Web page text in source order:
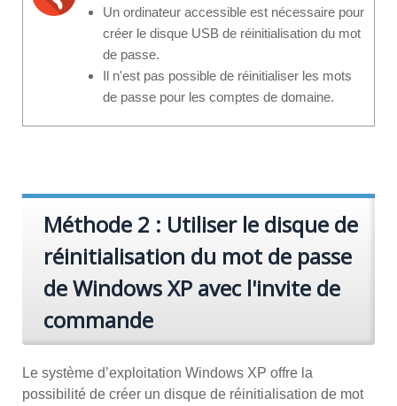
Un ordinateur accessible est nécessaire pour
créer le disque USB de réinitialisation du mot
de passe.
Il n'est pas possible de réinitialiser les mots
de passe pour les comptes de domaine.
Méthode 2 : Utiliser le disque de
réinitialisation du mot de passe
de Windows XP avec l'invite de
commande
Le système d’exploitation Windows XP offre la
possibilité de créer un disque de réinitialisation de mot